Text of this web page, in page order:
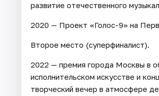
развитие отечественного
2020 — Проект «Голос-9» на
Второе место (суперфиналист).
2022 — премия города Москвы в
исполнительском искусстве и
творческий вечер в атмосфере